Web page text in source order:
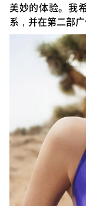
美妙的体验。我
系，并在第二部